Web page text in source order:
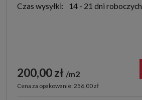
Czas wysyłki:
14 - 21 dni roboczych
200,00 zł m2
Cena za opakowanie: 256,00 zł